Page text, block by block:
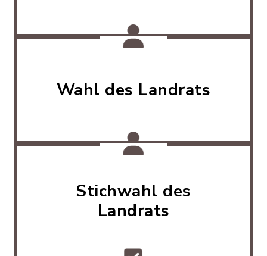
Wahl des Landrats
Stichwahl des
Landrats